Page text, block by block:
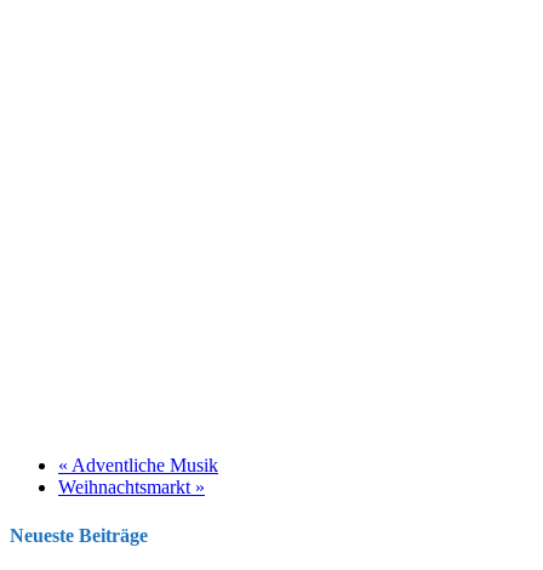
« Adventliche Musik
Weihnachtsmarkt »
Neueste Beiträge